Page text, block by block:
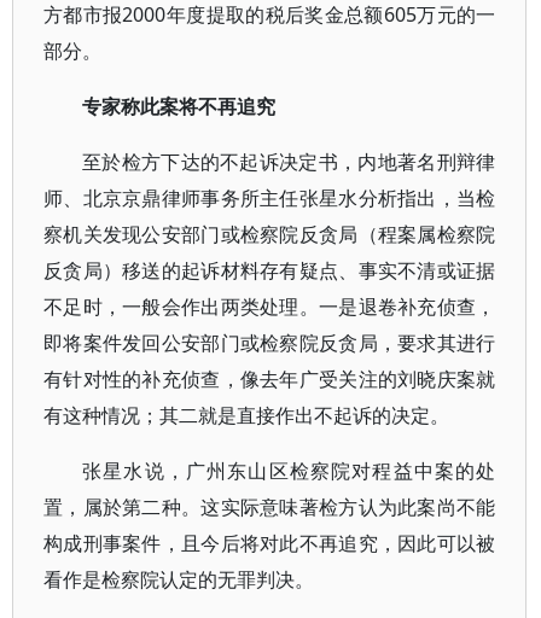
方都市报2000年度提取的税后奖金总额605万元的一
部分。
专家称此案将不再追究
至於检方下达的不起诉决定书，内地著名刑辩律
师、北京京鼎律师事务所主任张星水分析指出，当检
察机关发现公安部门或检察院反贪局（程案属检察院
反贪局）移送的起诉材料存有疑点、事实不清或证据
不足时，一般会作出两类处理。一是退卷补充侦查，
即将案件发回公安部门或检察院反贪局，要求其进行
有针对性的补充侦查，像去年广受关注的刘晓庆案就
有这种情况；其二就是直接作出不起诉的决定。
张星水说，广州东山区检察院对程益中案的处
置，属於第二种。这实际意味著检方认为此案尚不能
构成刑事案件，且今后将对此不再追究，因此可以被
看作是检察院认定的无罪判决。